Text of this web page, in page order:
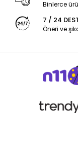
Binlerce
7 / 24
Öneri ve